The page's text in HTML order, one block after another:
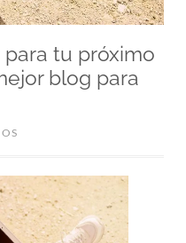
para tu próximo
blog para